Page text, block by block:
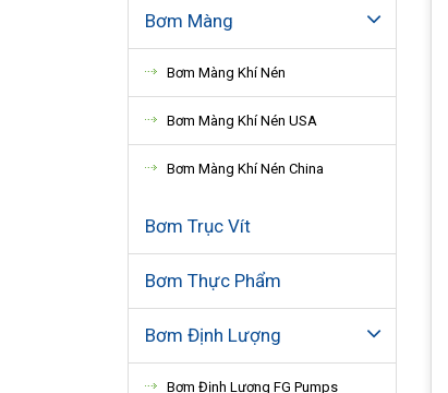
Bơm Màng
Bơm Màng Khí Nén
Bơm Màng Khí Nén USA
Bơm Màng Khí Nén China
Bơm Trục Vít
Bơm Thực Phẩm
Bơm Định Lượng
Bơm Định Lượng FG Pumps